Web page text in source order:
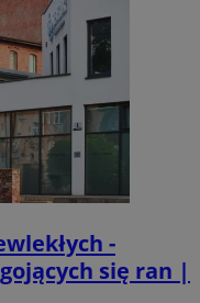
-
się ran |